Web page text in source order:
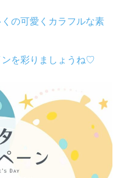
の可愛くカラフルな素
を彩りましょうね♡